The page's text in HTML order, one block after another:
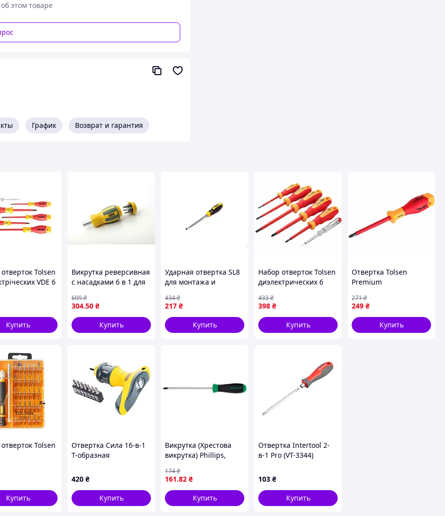
звездообразным наконечником типа
YATO и предназначен для длительной
на автосервисах (СТО) и в частных
PP + термопластичная резина
отделкой, отверстие для
этом товаре
График Возврат и гарантия
Tolsen
VDE 6
Купить
Викрутка реверсивная
с насадками 6 в 1 для
хром-ванадиевая
сталь
304.50 ₴
609₴
Купить
Ударная отвертка SL8
для монтажа и
хромованадиевой
сталью CrV6150 ТМ
Kubis
217 ₴
434₴
Купить
Набор отверток Tolsen
диэлектрических 6
Доступный
398 ₴
433₴
Купить
Отвертка Tolsen
Premium
крестовая PH 3х150 мм
(V30403) — Доступный
249 ₴
271₴
Купить
Tolsen
Купить
Отвертка Сила 16-в-1
Т-образная
420 ₴
Купить
Викрутка (Хрестова
викрутка) Phillips,
80 мм, довжина 2: 185
мм, ручка: проти
ковзання, накінечник:
161.82 ₴
174₴
Купить
Отвертка Intertool 2-
в-1 Pro (VT-3344)
103 ₴
Купить